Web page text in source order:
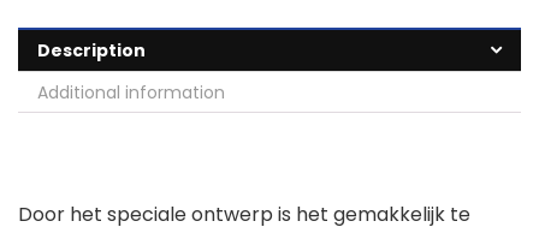
Description
Additional information
Door het speciale ontwerp is het gemakkelijk te